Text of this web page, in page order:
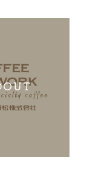
す。その上品な味わいは